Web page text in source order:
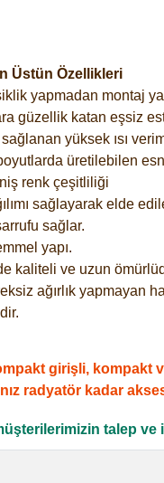
Üstün Özellikleri
yapmadan montaj
güzellik katan eşsiz
yüksek ısı
üretilebilen
renk çeşitliliği
sağlayarak elde
sağlar.
yapı.
kaliteli ve uzun
ağırlık yapmayan
girişli, kompakt
radyatör kadar
talep